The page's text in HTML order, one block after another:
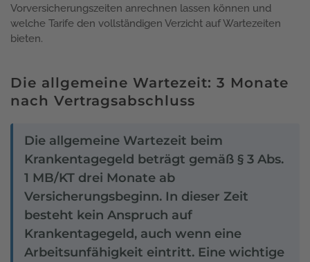
Vorversicherungszeiten anrechnen lassen können und
welche Tarife den vollständigen Verzicht auf Wartezeiten
bieten.
Die allgemeine Wartezeit: 3 Monate
nach Vertragsabschluss
Die allgemeine Wartezeit beim
Krankentagegeld beträgt gemäß § 3 Abs.
1 MB/KT drei Monate ab
Versicherungsbeginn. In dieser Zeit
besteht kein Anspruch auf
Krankentagegeld, auch wenn eine
Arbeitsunfähigkeit eintritt. Eine wichtige